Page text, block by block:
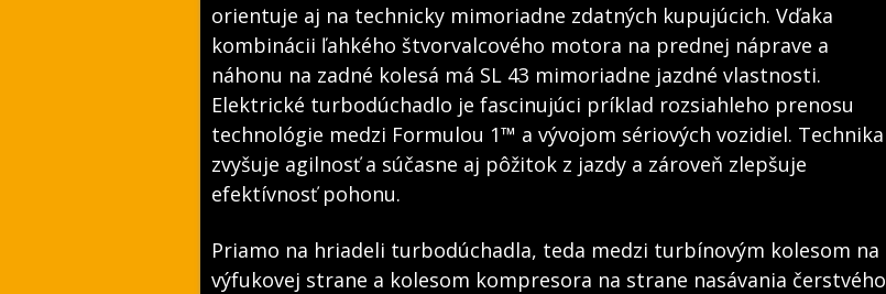
orientuje aj na technicky mimoriadne zdatných kupujúcich. Vďaka
kombinácii ľahkého štvorvalcového motora na prednej náprave a
náhonu na zadné kolesá má SL 43 mimoriadne jazdné vlastnosti.
Elektrické turbodúchadlo je fascinujúci príklad rozsiahleho prenosu
technológie medzi Formulou 1™ a vývojom sériových vozidiel. Technika
zvyšuje agilnosť a súčasne aj pôžitok z jazdy a zároveň zlepšuje
efektívnosť pohonu.
Priamo na hriadeli turbodúchadla, teda medzi turbínovým kolesom na
výfukovej strane a kolesom kompresora na strane nasávania čerstvého